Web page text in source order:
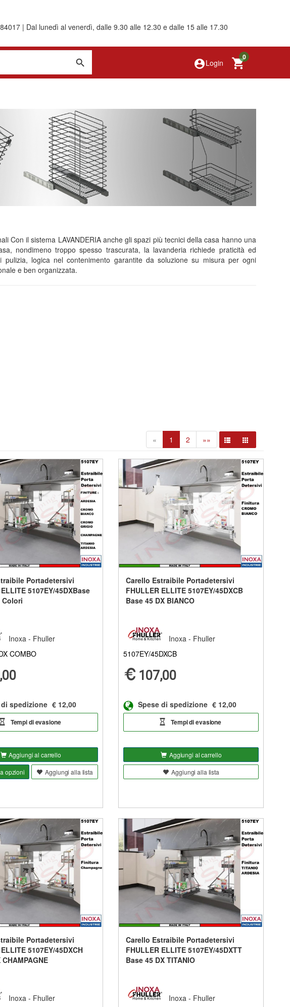
| Dal lunedì al venerdì, dalle 9.30 alle 12.30 e dalle 15 alle 17.30
0
account_circleLogin
Con il sistema LAVANDERIA anche gli spazi più tecnici della casa hanno una
nondimeno troppo spesso trascurata, la lavanderia richiede praticità ed
logica nel contenimento garantite da soluzione su misura per ogni
e ben organizzata.
« 1 2 »»
Portadetersivi
5107EY/45DXBase
Colori
Inoxa - Fhuller
COMBO
spedizione € 12,00
Tempi di evasione
Aggiungi al carrello
opzioni
Aggiungi alla lista
Carello Estraibile Portadetersivi
FHULLER ELLITE 5107EY/45DXCB
Base 45 DX BIANCO
Inoxa - Fhuller
5107EY/45DXCB
107,00
Spese di spedizione € 12,00
Tempi di evasione
Aggiungi al carrello
Aggiungi alla lista
Portadetersivi
5107EY/45DXCH
Inoxa - Fhuller
Carello Estraibile Portadetersivi
FHULLER ELLITE 5107EY/45DXTT
Base 45 DX TITANIO
Inoxa - Fhuller